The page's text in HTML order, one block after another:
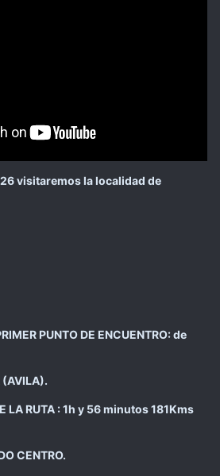
visitaremos la localidad de
PUNTO DE ENCUENTRO: de
(AVILA).
LA RUTA : 1h y 56 minutos 181Kms
CENTRO.